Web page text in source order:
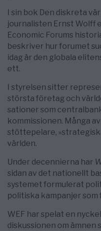
I sin bok Den ­diskreta
journalisten ­Ernst Wolff
Economic ­Forums
beskriver hur forumet
idag är den ­globala
ett.
I styrelsen sitter
största företag och
sationer som
kommissionen. Många
stötte­pelare,
världen.
Under decennierna har
sidan av det nationellt
systemet for­­mu­­­le­rat
politiska kampanjer som
WEF har ­spelat en
diskussionen om